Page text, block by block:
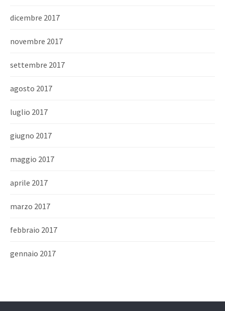
dicembre 2017
novembre 2017
settembre 2017
agosto 2017
luglio 2017
giugno 2017
maggio 2017
aprile 2017
marzo 2017
febbraio 2017
gennaio 2017